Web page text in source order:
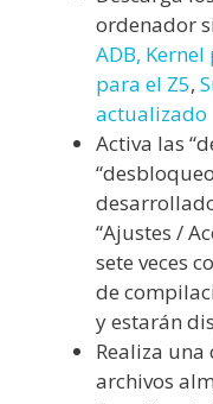
ordenador
ADB,
para el Z5,
actualizado
Activa las
“Ajustes /
sete veces
de
y estarán
Realiza
archivos